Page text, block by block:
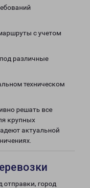
с учетом
различные
техническом
решать все
крупных
актуальной
отправки, город